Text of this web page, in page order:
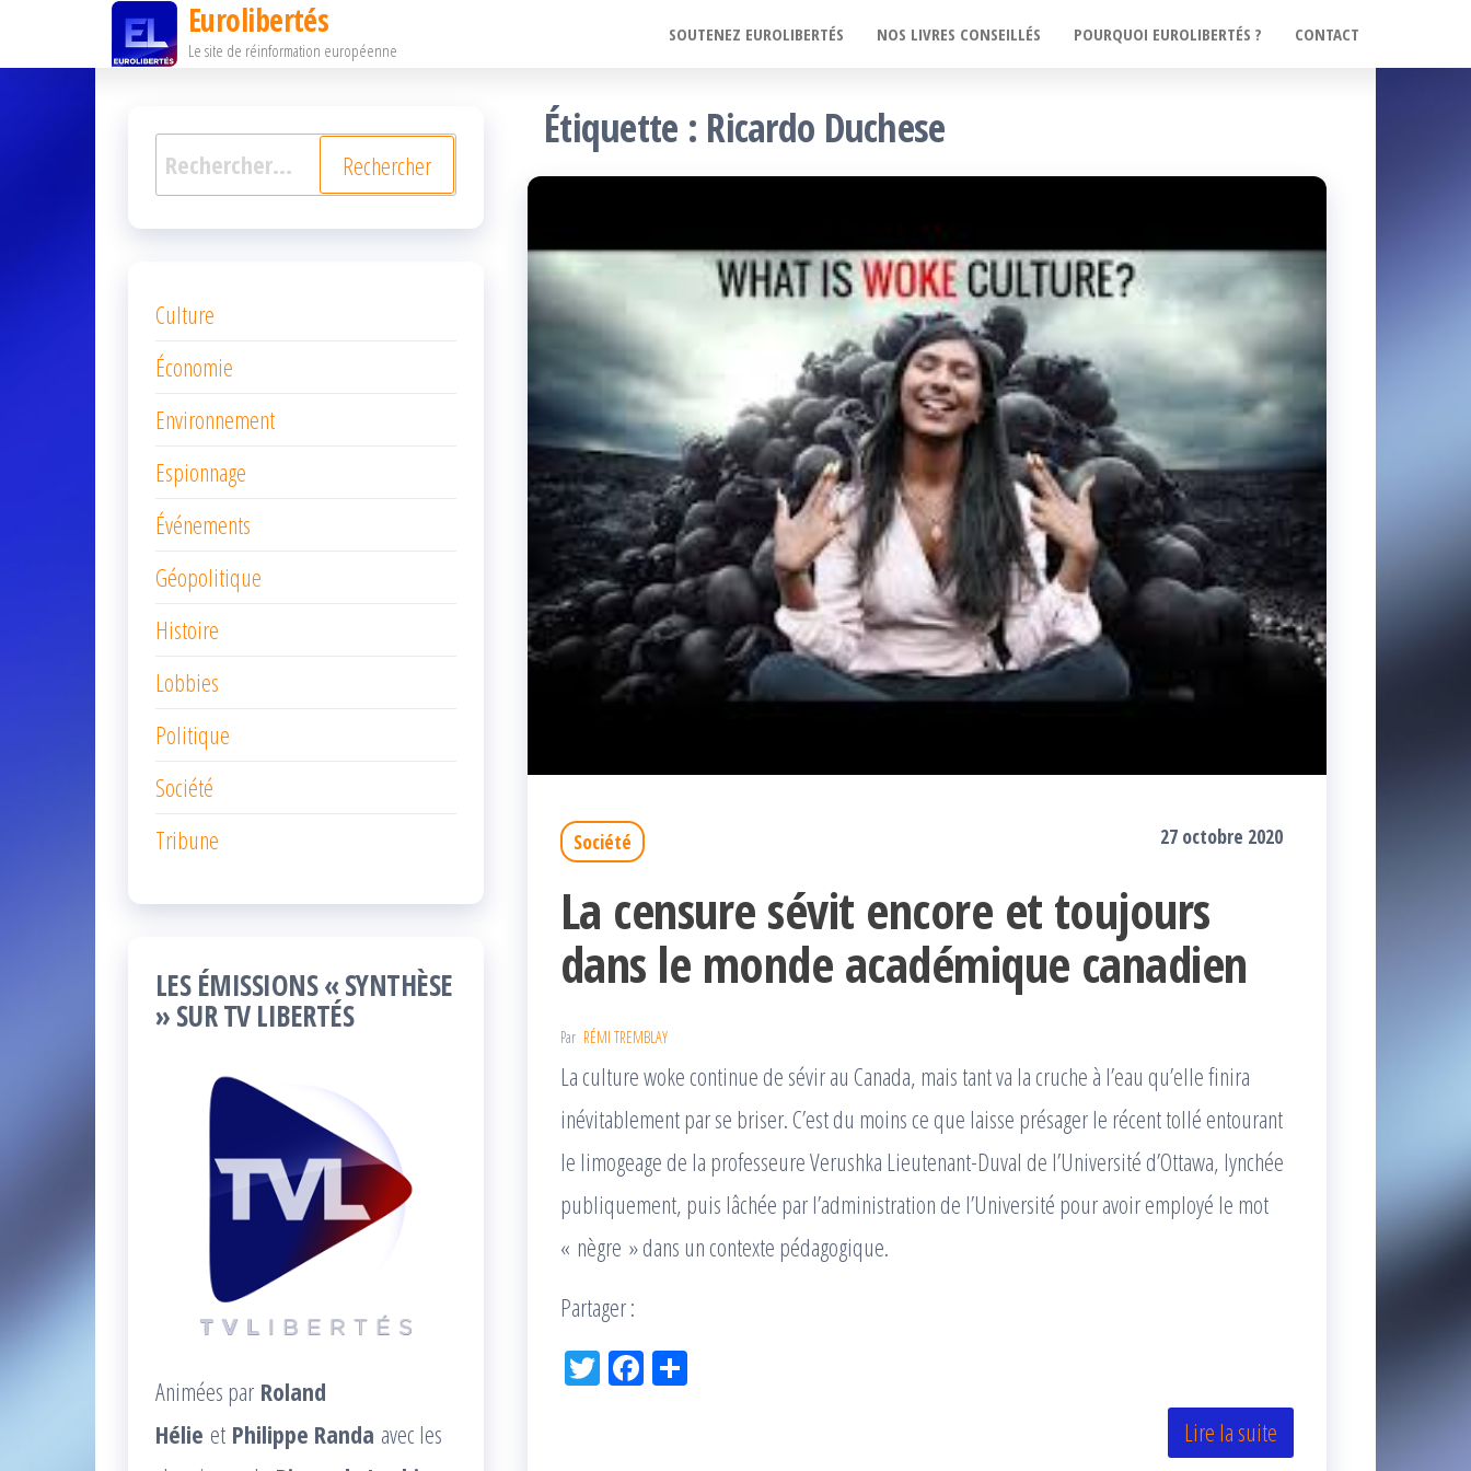
ce
Eurolibertés
Le site de réinformation européenne
SOUTENEZ EUROLIBERTÉS NOS LIVRES CONSEILLÉS POURQUOI EUROLIBERTÉS ? CONTACT
Étiquette : Ricardo Duchese
Société 27 octobre 2020
La censure sévit encore et toujours
dans le monde académique canadien
Par RÉMI TREMBLAY
La culture woke continue de sévir au Canada, mais tant va la cruche à l’eau qu’elle finira
inévitablement par se briser. C’est du moins ce que laisse présager le récent tollé entourant
le limogeage de la professeure Verushka Lieutenant-Duval de l’Université d’Ottawa, lynchée
publiquement, puis lâchée par l’administration de l’Université pour avoir employé le mot
« nègre » dans un contexte pédagogique.
Partager :
Tw Fac
Lire la suite
Rechercher :
Culture
Économie
Environnement
Espionnage
Événements
Géopolitique
Histoire
Lobbies
Politique
Société
Tribune
LES ÉMISSIONS « SYNTHÈSE
» SUR TV LIBERTÉS
Animées par Roland
Hélie et Philippe Randa avec les